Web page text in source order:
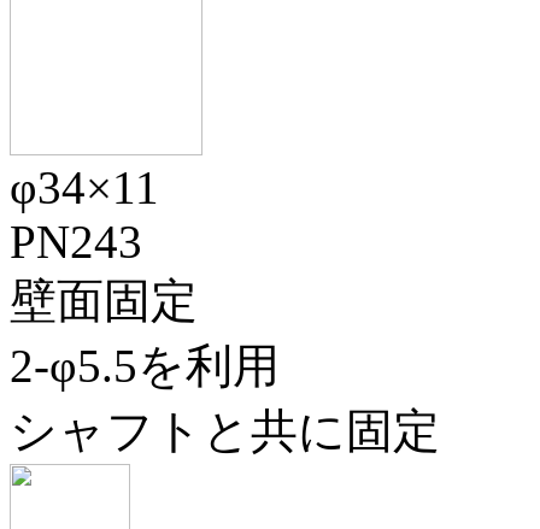
φ34×11
PN243
壁面固定
2-φ5.5を利用
シャフトと共に固定